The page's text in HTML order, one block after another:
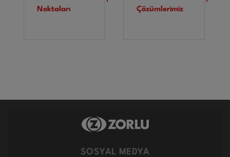
Noktaları
Çözümlerimiz
SOSYAL MEDYA